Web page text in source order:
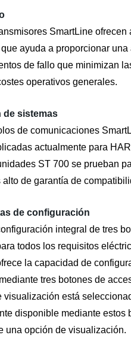
SmartLine ofrecen
ayuda a proporcionar
de fallo que minimizan
operativos generales.
de sistemas
de comunicaciones
actualmente para
ST 700 se prueban
alto de garantía de
de configuración
integral de tres
todos los requisitos
la capacidad de
tres botones de
visualización está
disponible mediante estos
una opción de visualización.